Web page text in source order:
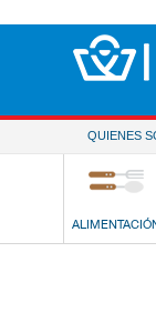
QUIENES